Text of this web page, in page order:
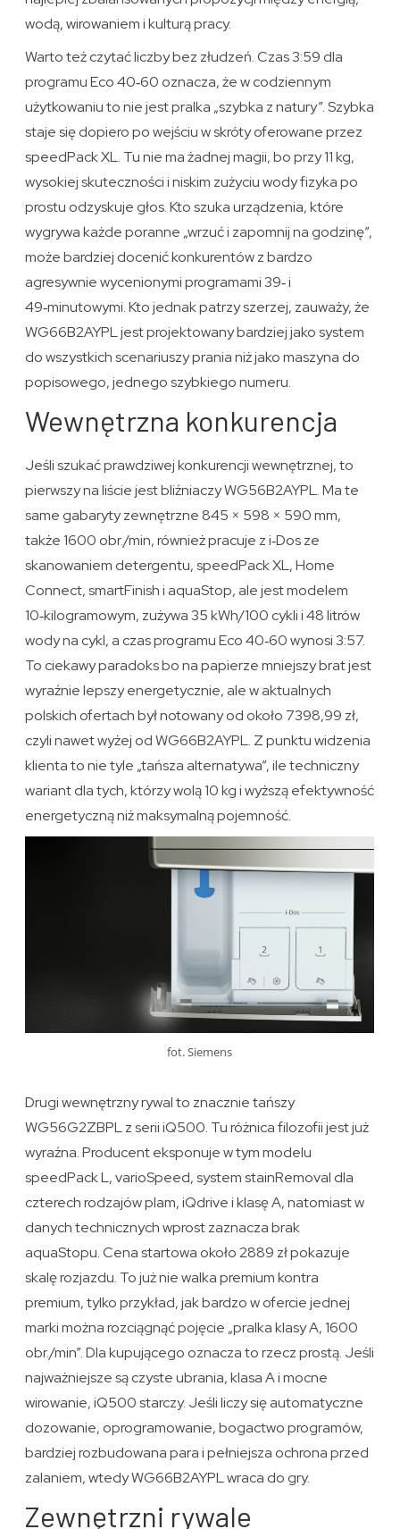
wodą, wirowaniem i kulturą pracy.
Warto też czytać liczby bez złudzeń. Czas 3:59 dla
programu Eco 40‑60 oznacza, że w codziennym
użytkowaniu to nie jest pralka „szybka z natury”. Szybka
staje się dopiero po wejściu w skróty oferowane przez
speedPack XL. Tu nie ma żadnej magii, bo przy 11 kg,
wysokiej skuteczności i niskim zużyciu wody fizyka po
prostu odzyskuje głos. Kto szuka urządzenia, które
wygrywa każde poranne „wrzuć i zapomnij na godzinę”,
może bardziej docenić konkurentów z bardzo
agresywnie wycenionymi programami 39‑ i
49‑minutowymi. Kto jednak patrzy szerzej, zauważy, że
WG66B2AYPL jest projektowany bardziej jako system
do wszystkich scenariuszy prania niż jako maszyna do
popisowego, jednego szybkiego numeru.
Wewnętrzna konkurencja
Jeśli szukać prawdziwej konkurencji wewnętrznej, to
pierwszy na liście jest bliźniaczy WG56B2AYPL. Ma te
same gabaryty zewnętrzne 845 × 598 × 590 mm,
także 1600 obr./min, również pracuje z i‑Dos ze
skanowaniem detergentu, speedPack XL, Home
Connect, smartFinish i aquaStop, ale jest modelem
10‑kilogramowym, zużywa 35 kWh/100 cykli i 48 litrów
wody na cykl, a czas programu Eco 40‑60 wynosi 3:57.
To ciekawy paradoks bo na papierze mniejszy brat jest
wyraźnie lepszy energetycznie, ale w aktualnych
polskich ofertach był notowany od około 7398,99 zł,
czyli nawet wyżej od WG66B2AYPL. Z punktu widzenia
klienta to nie tyle „tańsza alternatywa”, ile techniczny
wariant dla tych, którzy wolą 10 kg i wyższą efektywność
energetyczną niż maksymalną pojemność.
fot. Siemens
Drugi wewnętrzny rywal to znacznie tańszy
WG56G2ZBPL z serii iQ500. Tu różnica filozofii jest już
wyraźna. Producent eksponuje w tym modelu
speedPack L, varioSpeed, system stainRemoval dla
czterech rodzajów plam, iQdrive i klasę A, natomiast w
danych technicznych wprost zaznacza brak
aquaStopu. Cena startowa około 2889 zł pokazuje
skalę rozjazdu. To już nie walka premium kontra
premium, tylko przykład, jak bardzo w ofercie jednej
marki można rozciągnąć pojęcie „pralka klasy A, 1600
obr./min”. Dla kupującego oznacza to rzecz prostą. Jeśli
najważniejsze są czyste ubrania, klasa A i mocne
wirowanie, iQ500 starczy. Jeśli liczy się automatyczne
dozowanie, oprogramowanie, bogactwo programów,
bardziej rozbudowana para i pełniejsza ochrona przed
zalaniem, wtedy WG66B2AYPL wraca do gry.
Zewnętrzni rywale